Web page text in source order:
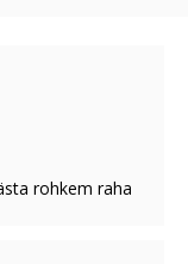
rohkem raha